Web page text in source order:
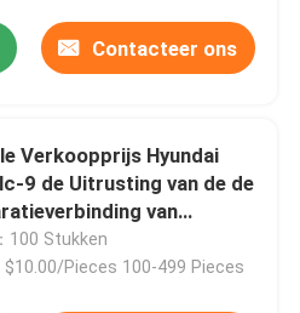
Contacteer ons
Verkoopprijs Hyundai
9 de Uitrusting van de de
van
swint
100 Stukken
$10.00/Pieces 100-499 Pieces